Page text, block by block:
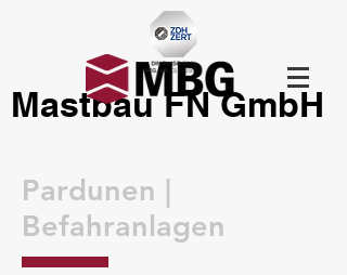
Mastbau FN GmbH
Pardunen |
Befahranlagen